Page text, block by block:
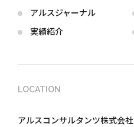
アルスジャーナル
実績紹介
LOCATION
アルスコンサルタンツ株式会社